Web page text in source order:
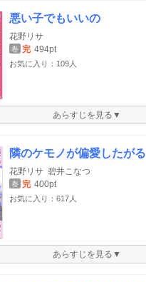
悪い子でもいいの
花野リサ
巻 完 494pt
お気に入り：109人
あらすじを見る▼
隣のケモノが偏愛したがる
花野リサ 碧井こなつ
巻 完 400pt
お気に入り：617人
あらすじを見る▼